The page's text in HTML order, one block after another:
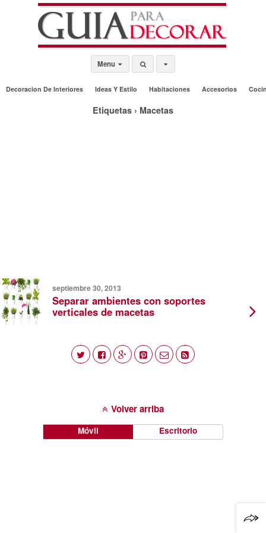
Menu
Decoracion De Interiores Ideas Y Estilo Habitaciones Accesorios
Etiquetas › Macetas
septiembre 30, 2013
Separar ambientes con soportes
verticales de macetas
Volver arriba
Móvil Escritorio